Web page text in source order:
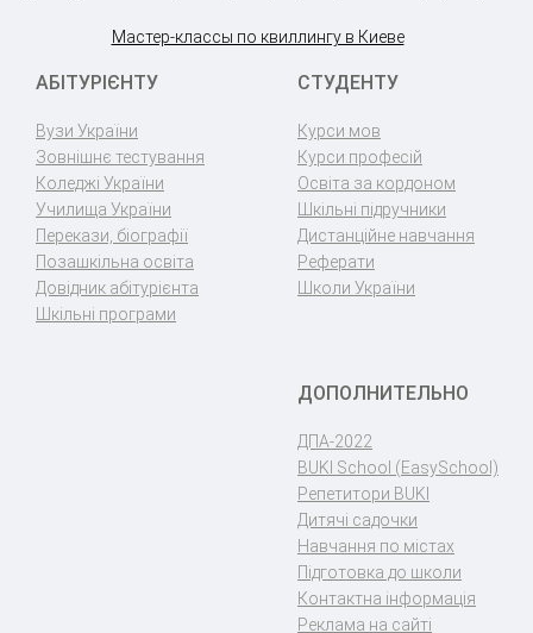
Мастер-классы по квиллингу в Киеве
АБІТУРІЄНТУ
Вузи України
Зовнішнє тестування
Коледжі України
Училища України
Перекази, біографії
Позашкільна освіта
Довідник абітурієнта
Шкільні програми
СТУДЕНТУ
Курси мов
Курси професій
Освіта за кордоном
Шкільні підручники
Дистанційне навчання
Реферати
Школи України
ДОПОЛНИТЕЛЬНО
ДПА-2022
BUKI School (EasySchool)
Репетитори BUKI
Дитячі садочки
Навчання по містах
Підготовка до школи
Контактна інформація
Реклама на сайті